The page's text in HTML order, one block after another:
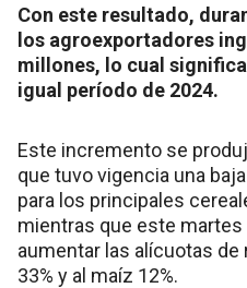
Con este resultado,
los agroexportadores
millones, lo cual
igual período de 2024.
Este incremento se
que tuvo vigencia una
para los principales
mientras que este martes
aumentar las alícuotas de
33% y al maíz 12%.